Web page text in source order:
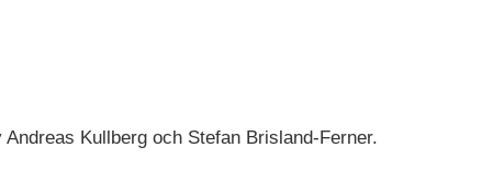
Kullberg och Stefan Brisland-Ferner.